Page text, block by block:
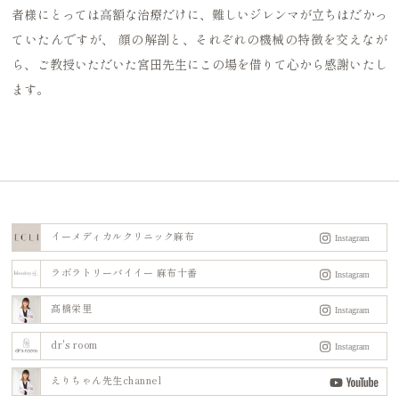
者様にとっては高額な治療だけに、難しいジレンマが立ちはだかっ
ていたんですが、 顔の解剖と、それぞれの機械の特徴を交えなが
ら、ご教授いただいた宮田先生にこの場を借りて心から感謝いたし
ます。
イーメディカルクリニック麻布
ラボラトリーバイイー 麻布十番
髙橋栄里
dr's room
えりちゃん先生channel